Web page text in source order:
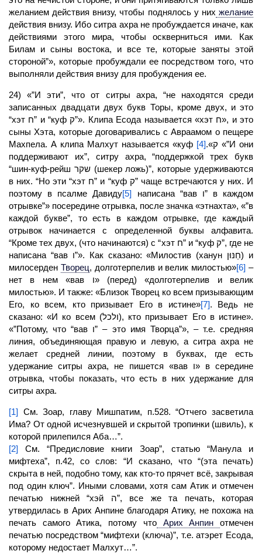
желанием действия внизу, чтобы поднялось у них желание
действия внизу. Ибо ситра ахра не пробуждается иначе, как
действиями этого мира, чтобы оскверниться ими. Как
Билам и сыны востока, и все те, которые заняты этой
стороной”», которые пробуждали ее посредством того, что
выполняли действия внизу для пробуждения ее.
24) «”И эти”, что от ситры ахра, “не находятся среди
записанных двадцати двух букв Торы, кроме двух, и это
“хэт ח” и “куф ק”». Клипа Есода называется «хэт ח», и это
сыны Хэта, которые договаривались с Авраамом о пещере
Махпела. А клипа Малхут называется «куф ק».[4]
«”И они
поддерживают их”, ситру ахра, “поддержкой трех букв
“шин-куф-рейш שקר (шекер ложь)”, которые удерживаются
в них. “Но эти “хэт ח” и “куф ק” чаще встречаются у них. И
поэтому в псалме Давиду[5] написана “вав ו” в каждом
отрывке”» посередине отрывка, после значка «этнахта», «”в
каждой букве”, то есть в каждом отрывке, где каждый
отрывок начинается с определенной буквы алфавита.
“Кроме тех двух, (что начинаются) с “хэт ח” и “куф ק”, где не
написана “вав ו”». Как сказано: «Милостив (ханун חַנּוּן) и
милосерден Творец, долготерпелив и велик милостью»[6] –
нет в нем «вав ו» (перед) «долготерпелив и велик
милостью». И также: «Близок Творец ко всем призывающим
Его, ко всем, кто призывает Его в истине»[7]. Ведь не
сказано: «И ко всем (ולכל), кто призывает Его в истине».
«”Потому, что “вав ו” – это имя Творца”», – т.е. средняя
линия, объединяющая правую и левую, а ситра ахра не
желает средней линии, поэтому в буквах, где есть
удержание ситры ахра, не пишется «вав ו» в середине
отрывка, чтобы показать, что есть в них удержание для
ситры ахра.
[1] См. Зоар, главу Мишпатим, п.528. “Отчего засветила
Има? От одной исчезнувшей и скрытой тропинки (швиль), к
которой прилепился Аба…”.
[2] См. “Предисловие книги Зоар”, статью “Манула и
мифтеха”, п.42, со слов: “И сказано, что “(эта печать)
скрыта в ней, подобно тому, как кто-то прячет всё, закрывая
под один ключ”. Иными словами, хотя сам Атик и отмечен
печатью нижней “хэй ה”, все же та печать, которая
утвердилась в Арих Анпине благодаря Атику, не похожа на
печать самого Атика, потому чтоАрих Анпинотмечен
печатью посредством “мифтехи (ключа)”, т.е. атэрет Есода,
которому недостает Малхут…”.